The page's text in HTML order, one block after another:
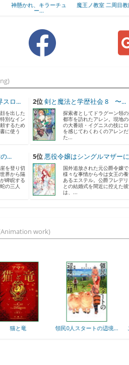
かれ、キラーチュ
ー...
魔王ノ教室 二周目教師...
スロ...
を出した
別なイン
するため
に使う
2位 剣と魔法と学歴社会 8 〜...
探索者としてドラグーン領
都市を訪れたアレン。現地
の大番頭・イグニスの技に
を感じてわくわくのアレンだ
た...
...
を登り切
界から隔
睥睨する
の三人
5位 悪役令嬢はシングルマザー
国外追放された元公爵令嬢で
様々な事情から今は女王の
あるエステル。公爵フレデリ
との結婚式を間近に控えた
は、...
work)
領民0人スタートの辺境... ここは俺に任せて先に
行...